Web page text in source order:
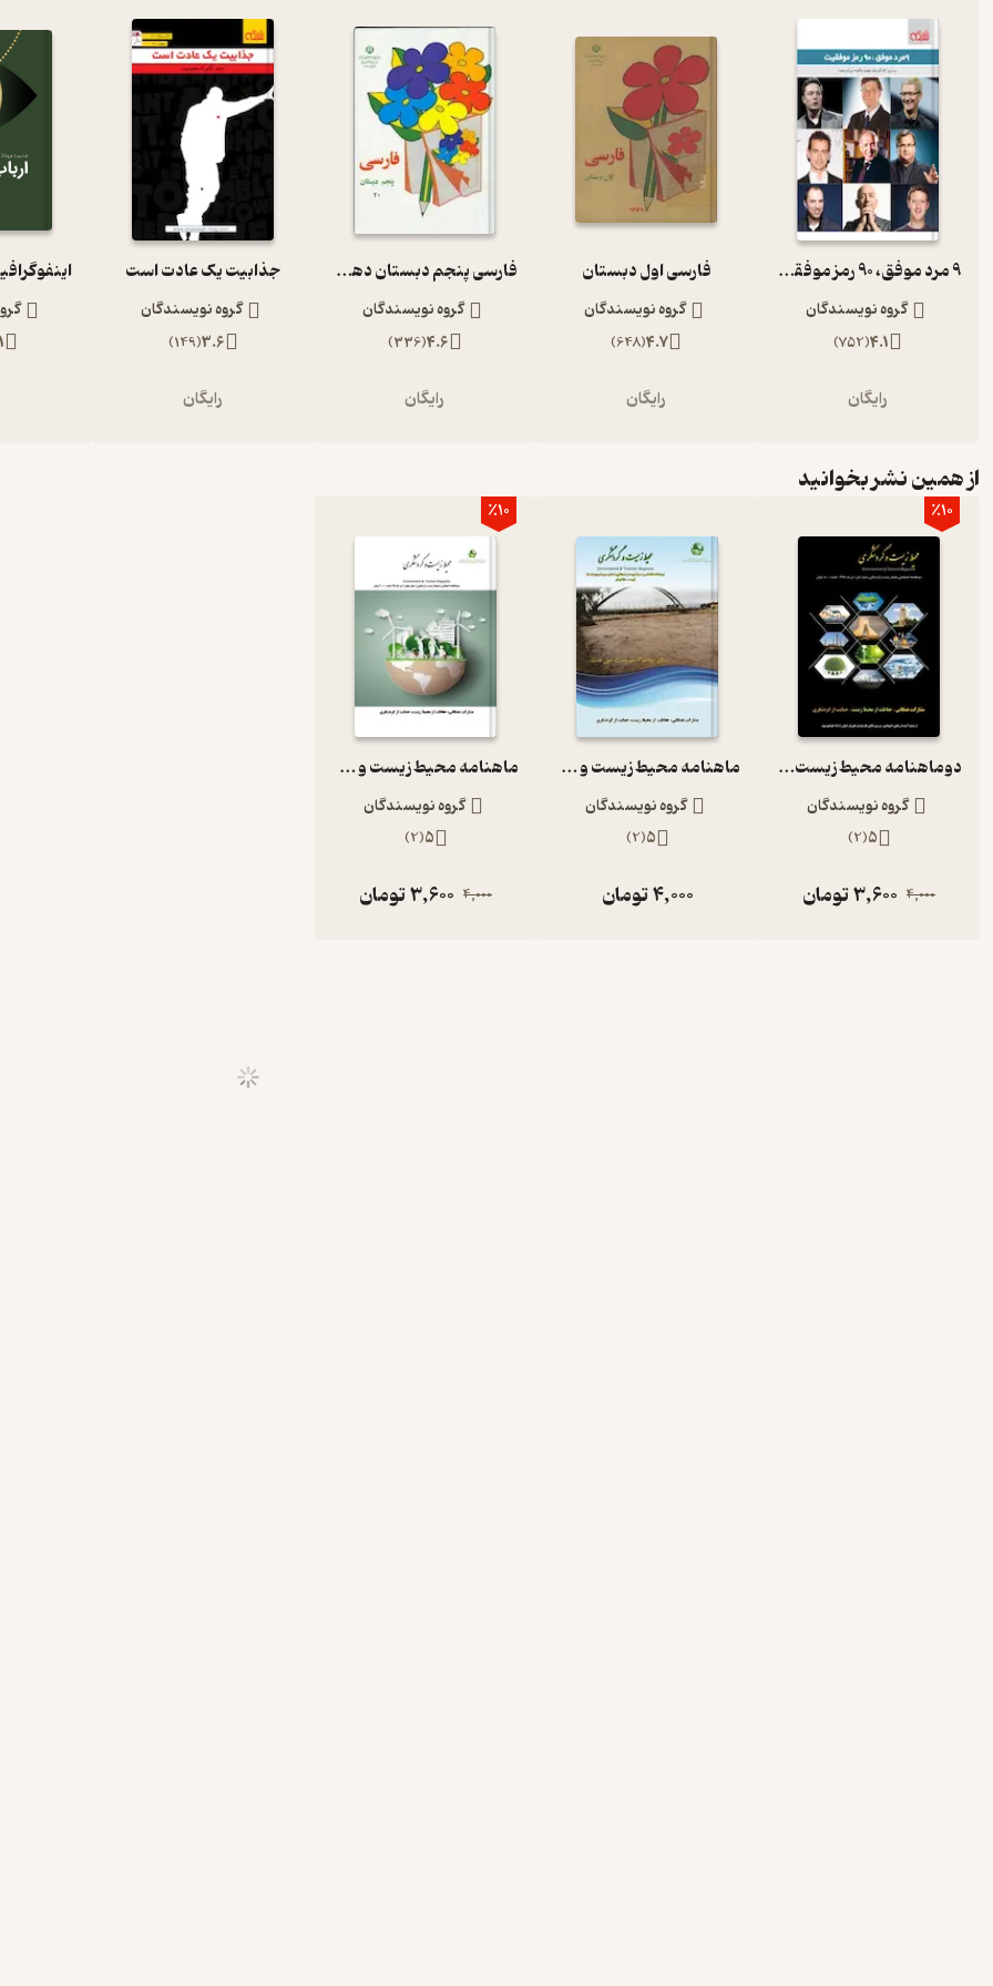
9 مرد موفق، 90 رمز موفقیت
گروه نویسندگان
4.1
(
752
)
رایگان
فارسی اول دبستان
گروه نویسندگان
4.7
(
648
)
رایگان
فارسی پنجم دبستان دهه 60
گروه نویسندگان
4.6
(
336
)
رایگان
جذابیت یک عادت است
گروه نویسندگان
3.6
(
149
)
رایگان
از همین نشر بخوانید
٪10
دوماهنامه محیط زیست و گردشگری شماره 1
گروه نویسندگان
5
(
2
)
4,000
3,600تومان
ماهنامه محیط زیست و گردشگری شماره 3
گروه نویسندگان
5
(
2
)
4,000تومان
٪10
ماهنامه محیط زیست و گردشگری شماره 4
گروه نویسندگان
5
(
2
)
4,000
3,600تومان